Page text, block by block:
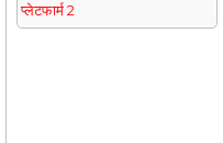
प्लेटफार्म 2